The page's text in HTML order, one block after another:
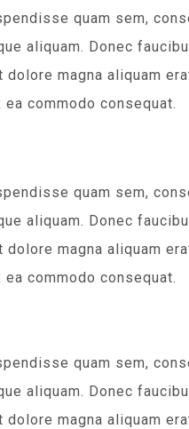
quam sem,
aliquam. Donec
magna aliquam
commodo consequat.
quam sem,
aliquam. Donec
magna aliquam
commodo consequat.
quam sem,
aliquam. Donec
magna aliquam